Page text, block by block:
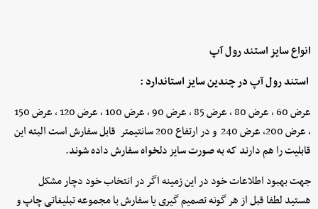
انواع سایز استند رول آپ
استند رول آپ در چندین سایز استاندارد :
عرض 60 ، عرض 80 ، عرض 85 ، عرض 90 ، عرض 100 ، عرض 120 ، عرض 150
، عرض 200، عرض 240 و در ارتفاع 200 سانتیمتر قابل سفارش است البته این
قابلیت را هم دارند که به صورت سایز دلخواه سفارش داده شوند.
جهت بهبود اطلاعات خود در این زمینه اگر در انتخاب خود دچار مشکل
هستید لطفا قبل از هر گونه تصمیم گیری یا سفارش با مجموعه تبلیغاتی چاپ و